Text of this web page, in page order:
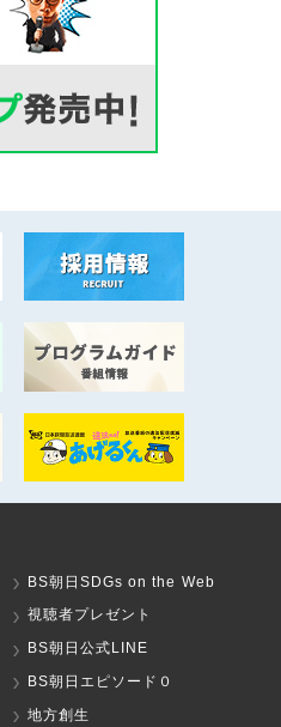
BS朝日SDGs on the Web
視聴者プレゼント
BS朝日公式LINE
BS朝日エピソード０
地方創生